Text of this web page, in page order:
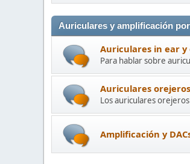
Auriculares y amplificación
Auriculares in ear y
Para hablar sobre
Auriculares orejeros
Los auriculares
Amplificación y